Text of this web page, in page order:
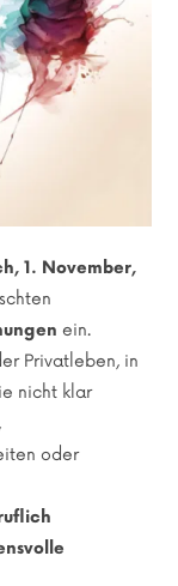
1. November,
ein.
Privatleben, in
nicht klar
oder